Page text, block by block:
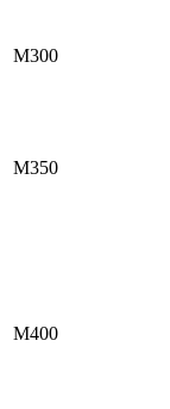
М300
М350
М400